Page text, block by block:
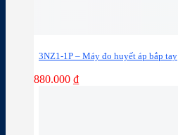
3NZ1-1P – Máy đo huyết áp bắp tay
880.000 ₫